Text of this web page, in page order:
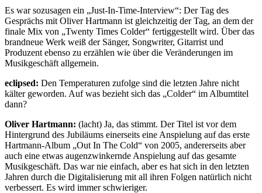
Es war sozusagen ein „Just-In-Time-Interview“: Der Tag des
Gesprächs mit Oliver Hartmann ist gleichzeitig der Tag, an dem der
finale Mix von „Twenty Times Colder“ fertiggestellt wird. Über das
brandneue Werk weiß der Sänger, Songwriter, Gitarrist und
Produzent ebenso zu erzählen wie über die Veränderungen im
Musikgeschäft allgemein.
eclipsed: Den Temperaturen zufolge sind die letzten Jahre nicht
kälter geworden. Auf was bezieht sich das „Colder“ im Albumtitel
dann?
Oliver Hartmann: (lacht) Ja, das stimmt. Der Titel ist vor dem
Hintergrund des Jubiläums einerseits eine Anspielung auf das erste
Hartmann-Album „Out In The Cold“ von 2005, andererseits aber
auch eine etwas augenzwinkernde Anspielung auf das gesamte
Musikgeschäft. Das war nie einfach, aber es hat sich in den letzten
Jahren durch die Digitalisierung mit all ihren Folgen natürlich nicht
verbessert. Es wird immer schwieriger.